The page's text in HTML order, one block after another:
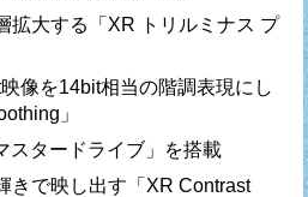
拡大する「XR トリルミナス プ
像を14bit相当の階調表現にし
」
スタードライブ」を搭載
きで映し出す「XR Contrast